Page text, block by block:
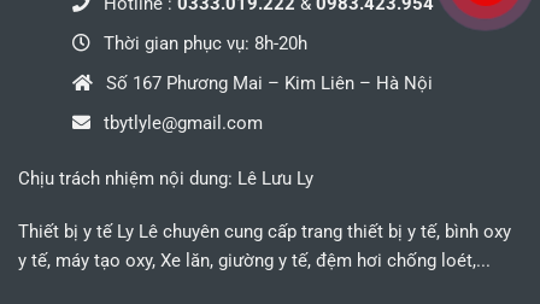
Thời gian phục vụ: 8h-20h
Số 167 Phương Mai – Kim Liên – Hà Nội
tbytlyle@gmail.com
Chịu trách nhiệm nội dung: Lê Lưu Ly
Thiết bị y tế Ly Lê chuyên cung cấp trang thiết bị y tế, bình oxy
y tế, máy tạo oxy, Xe lăn, giường y tế, đệm hơi chống loét,...